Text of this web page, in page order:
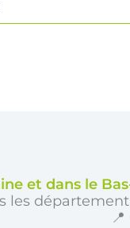
et dans le
les